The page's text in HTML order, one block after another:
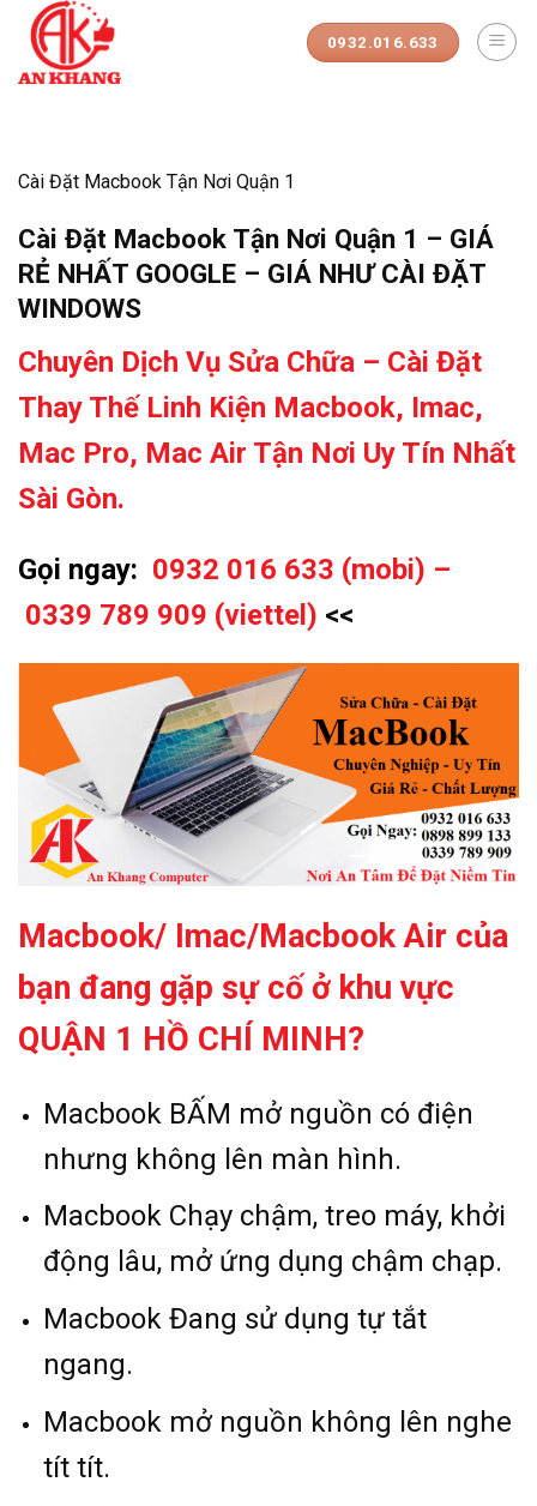
Skip
content
0932.016.633
Cài Đặt Macbook Tận Nơi Quận 1
Cài Đặt Macbook Tận Nơi Quận 1 – GIÁ
RẺ NHẤT GOOGLE – GIÁ NHƯ CÀI ĐẶT
WINDOWS
Chuyên Dịch Vụ Sửa Chữa – Cài Đặt
Thay Thế Linh Kiện Macbook, Imac,
Mac Pro, Mac Air Tận Nơi Uy Tín Nhất
Sài Gòn.
Gọi ngay: 0932 016 633 (mobi) –
0339 789 909 (viettel) <<
Macbook/ Imac/Macbook Air của
bạn đang gặp sự cố ở khu vực
QUẬN 1 HỒ CHÍ MINH?
Macbook BẤM mở nguồn có điện
nhưng không lên màn hình.
Macbook Chạy chậm, treo máy, khởi
động lâu, mở ứng dụng chậm chạp.
Macbook Đang sử dụng tự tắt
ngang.
Macbook mở nguồn không lên nghe
tít tít.